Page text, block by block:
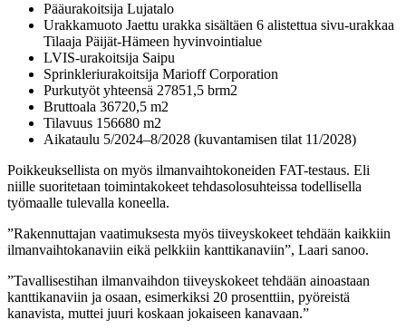
Pääurakoitsija Lujatalo
Urakkamuoto Jaettu urakka sisältäen 6 alistettua sivu-urakkaa
Tilaaja Päijät-Hämeen hyvinvointialue
LVIS-urakoitsija Saipu
Sprinkleriurakoitsija Marioff Corporation
Purkutyöt yhteensä 27851,5 brm2
Bruttoala 36720,5 m2
Tilavuus 156680 m2
Aikataulu 5/2024–8/2028 (kuvantamisen tilat 11/2028)
Poikkeuksellista on myös ilmanvaihtokoneiden FAT-testaus. Eli
niille suoritetaan toimintakokeet tehdasolosuhteissa todellisella
työmaalle tulevalla koneella.
”Rakennuttajan vaatimuksesta myös tiiveyskokeet tehdään kaikkiin
ilmanvaihtokanaviin eikä pelkkiin kanttikanaviin”, Laari sanoo.
”Tavallisestihan ilmanvaihdon tiiveyskokeet tehdään ainoastaan
kanttikanaviin ja osaan, esimerkiksi 20 prosenttiin, pyöreistä
kanavista, muttei juuri koskaan jokaiseen kanavaan.”